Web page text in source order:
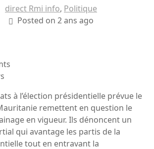
direct Rmi info, Politique
Posted on 2 ans ago
à l’élection présidentielle prévue le
remettent en question le
en vigueur. Ils dénoncent un
qui avantage les partis de la
tout en entravant la